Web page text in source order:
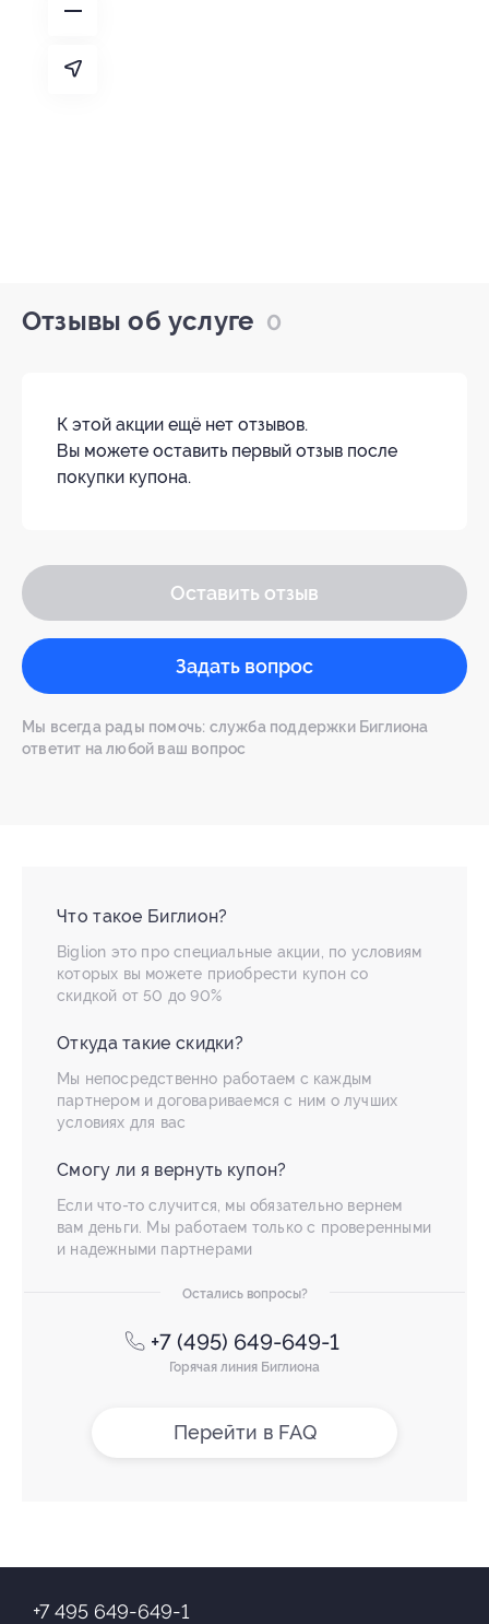
Отзывы об услуге 0
К этой акции ещё нет отзывов.
Вы можете оставить первый отзыв после
покупки купона.
Оставить отзыв
Задать вопрос
Мы всегда рады помочь: служба поддержки Биглиона
ответит на любой ваш вопрос
Что такое Биглион?
Biglion это про специальные акции, по условиям
которых вы можете приобрести купон со
скидкой от 50 до 90%
Откуда такие скидки?
Мы непосредственно работаем с каждым
партнером и договариваемся с ним о лучших
условиях для вас
Смогу ли я вернуть купон?
Если что-то случится, мы обязательно вернем
вам деньги. Мы работаем только с проверенными
и надежными партнерами
Остались вопросы?
+7 (495) 649-649-1
Горячая линия Биглиона
Перейти в FAQ
+7 495 649-649-1